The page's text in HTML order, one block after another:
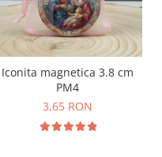
Iconita magnetica 3.8 cm
PM4
3,65 RON